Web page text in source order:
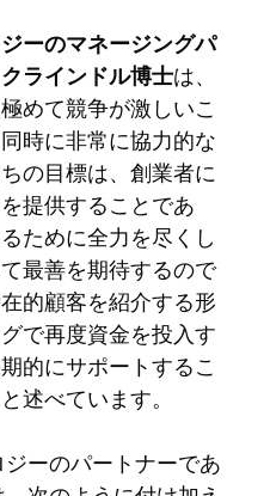
ーのマネージングパ
ラインドル博士は、
めて競争が激しいこ
時に非常に協力的な
の目標は、創業者に
提供することであ
ために全力を尽くし
最善を期待するので
的顧客を紹介する形
で再度資金を投入す
的にサポートするこ
述べています。
ーのパートナーであ